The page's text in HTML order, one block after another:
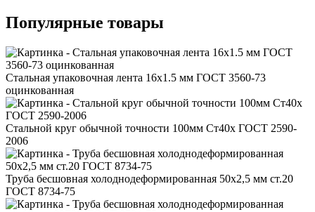
Популярные товары
Стальная упаковочная лента 16x1.5 мм ГОСТ 3560-73
оцинкованная
Стальной круг обычной точности 100мм Ст40х ГОСТ 2590-
2006
Труба бесшовная холоднодеформированная 50x2,5 мм ст.20
ГОСТ 8734-75